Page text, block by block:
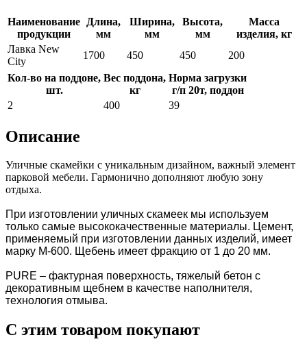
Наименование
продукции
Длина,
мм
Ширина,
мм
Высота,
мм
Масса
изделия, кг
Лавка New
City
1700 450 450
200
Кол-во на поддоне,
шт.
Вес поддона,
кг
Норма загрузки
г/п 20т, поддон
2
400 39
Описание
Уличные скамейки с уникальным дизайном, важный элемент
парковой мебели. Гармонично дополняют любую зону
отдыха.
При изготовлении уличных скамеек мы используем
только самые высококачественные материалы. Цемент,
применяемый при изготовлении данных изделий, имеет
марку М-600. Щебень имеет фракцию от 1 до 20 мм.
PURE – фактурная поверхность, тяжелый бетон с
декоративным щебнем в качестве наполнителя,
технология отмыва.
С этим товаром покупают